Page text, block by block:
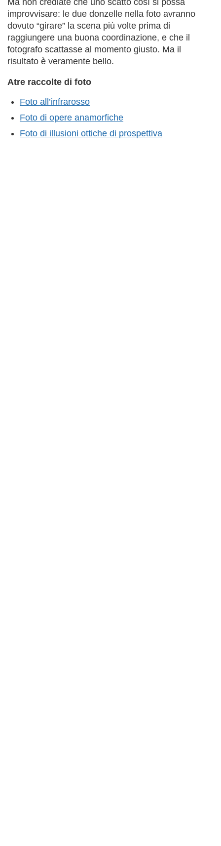
improvvisare: le due donzelle nella foto avranno
dovuto “girare” la scena più volte prima di
raggiungere una buona coordinazione, e che il
fotografo scattasse al momento giusto. Ma il
risultato è veramente bello.
Atre raccolte di foto
Foto all’infrarosso
Foto di opere anamorfiche
Foto di illusioni ottiche di prospettiva